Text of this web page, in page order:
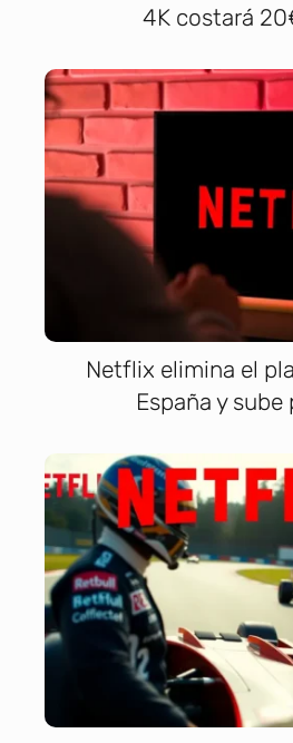
4K costará
Netflix elimina el
España y sube